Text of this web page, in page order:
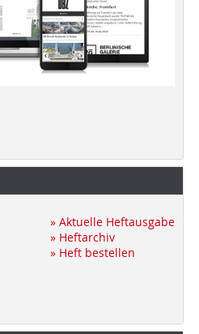
» Aktuelle Heftausgabe
» Heftarchiv
» Heft bestellen